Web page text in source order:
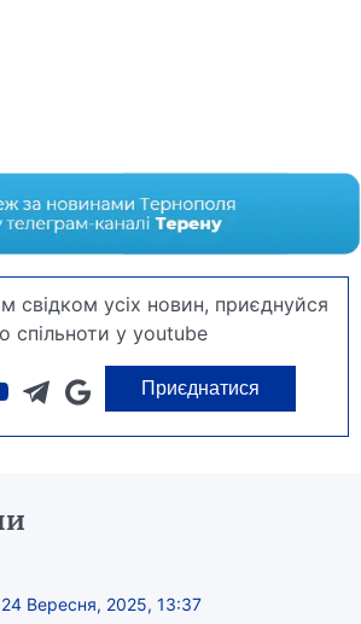
свідком усіх новин, приєднуйся
спільноти у youtube
Приєднатися
24 Вересня, 2025, 13:37